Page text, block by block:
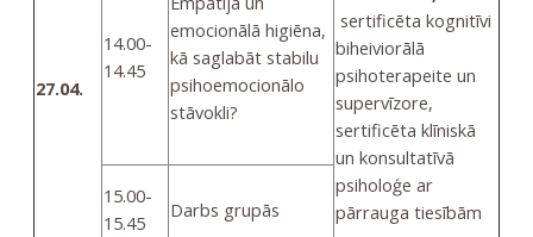
27.04.
14.00-
14.45
emocionālā higiēna,
kā saglabāt stabilu
psihoemocionālo
stāvokli?
sertificēta kognitīvi
biheiviorālā
psihoterapeite un
supervīzore,
sertificēta klīniskā
un konsultatīvā
psiholoģe ar
pārrauga tiesībām
15.00-
15.45
Darbs grupās